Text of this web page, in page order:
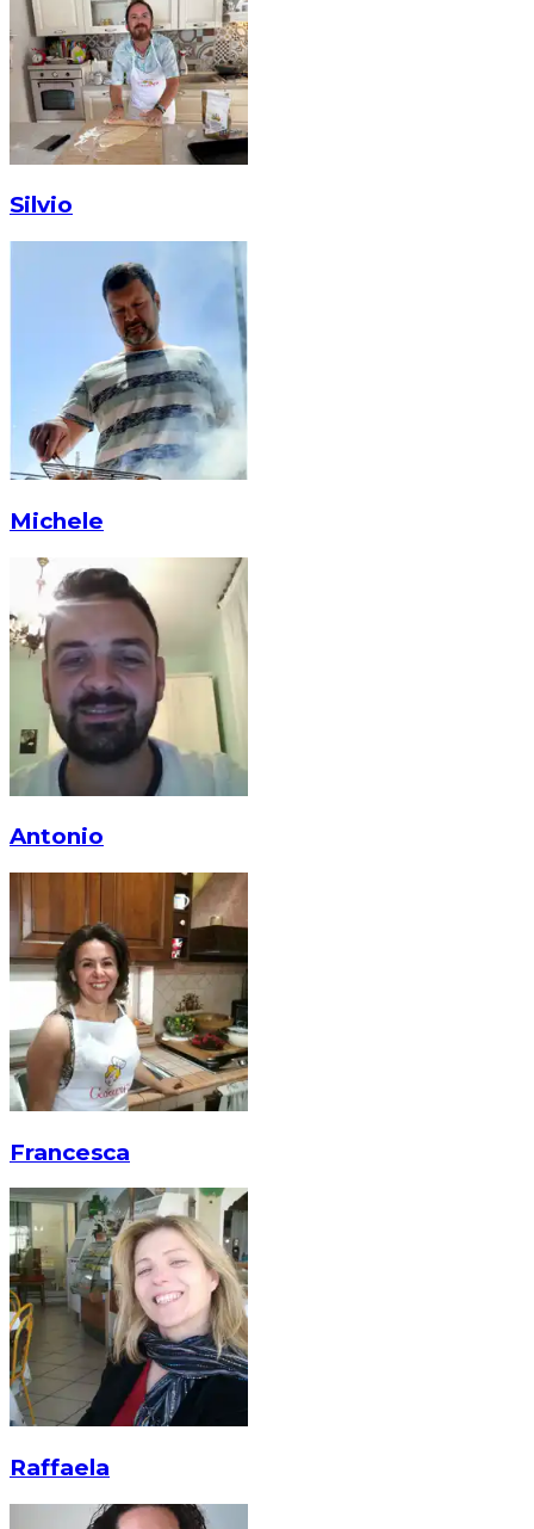
Silvio
Michele
Antonio
Francesca
Raffaela